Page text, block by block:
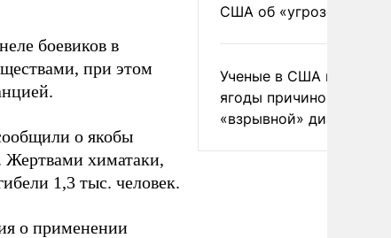
боевиков в
при этом
о якобы
Жертвами химатаки,
1,3 тыс. человек.
о применении
США об «угрозе
Ученые в США назвали
ягоды причиной
«взрывной» диареи